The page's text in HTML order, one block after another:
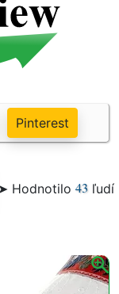
Pinterest
Hodnotilo43 ľudí